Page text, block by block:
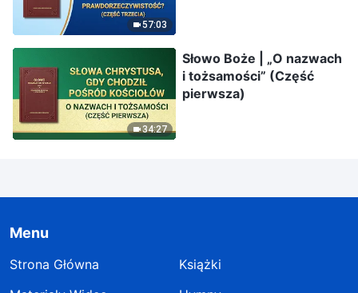
57:03
34:27
Słowo Boże | „O nazwach
i tożsamości” (Część
pierwsza)
Menu
Strona Główna
Książki